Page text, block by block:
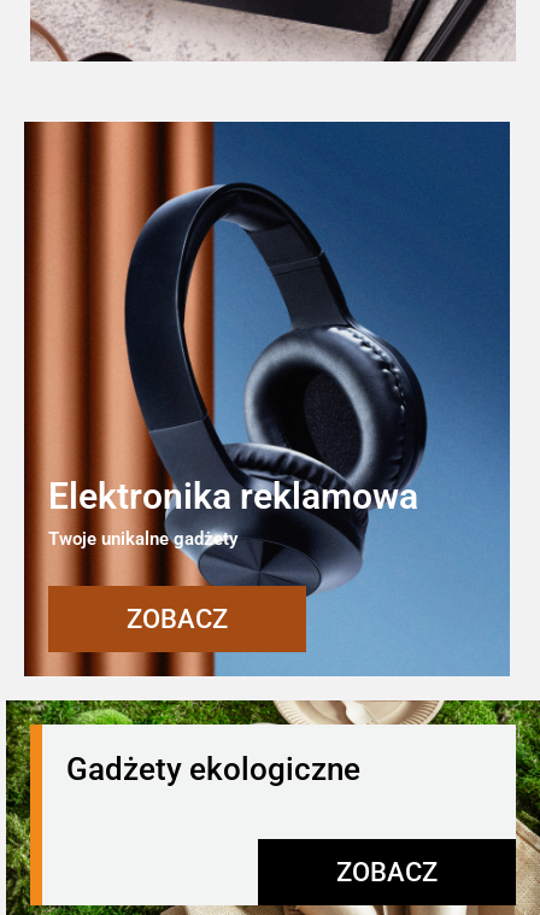
Elektronika reklamowa
Twoje unikalne gadżety
ZOBACZ
Gadżety ekologiczne
ZOBACZ